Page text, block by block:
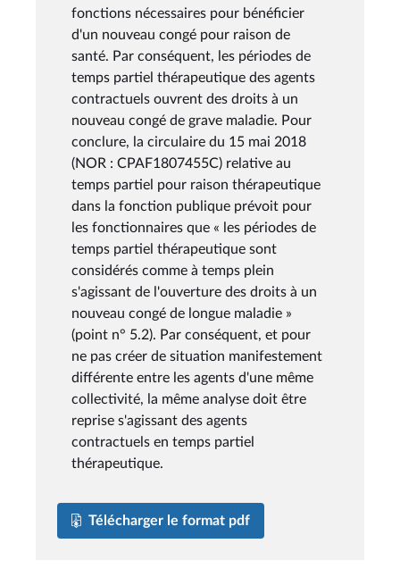
fonctions nécessaires pour bénéficier
d'un nouveau congé pour raison de
santé. Par conséquent, les périodes de
temps partiel thérapeutique des agents
contractuels ouvrent des droits à un
nouveau congé de grave maladie. Pour
conclure, la circulaire du 15 mai 2018
(NOR : CPAF1807455C) relative au
temps partiel pour raison thérapeutique
dans la fonction publique prévoit pour
les fonctionnaires que « les périodes de
temps partiel thérapeutique sont
considérés comme à temps plein
s'agissant de l'ouverture des droits à un
nouveau congé de longue maladie »
(point n° 5.2). Par conséquent, et pour
ne pas créer de situation manifestement
différente entre les agents d'une même
collectivité, la même analyse doit être
reprise s'agissant des agents
contractuels en temps partiel
thérapeutique.
Télécharger le format pdf